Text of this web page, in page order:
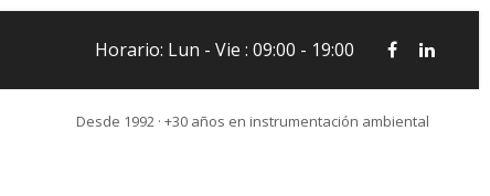
Horario: Lun - Vie : 09:00 - 19:00
Desde 1992 · +30 años en instrumentación ambiental